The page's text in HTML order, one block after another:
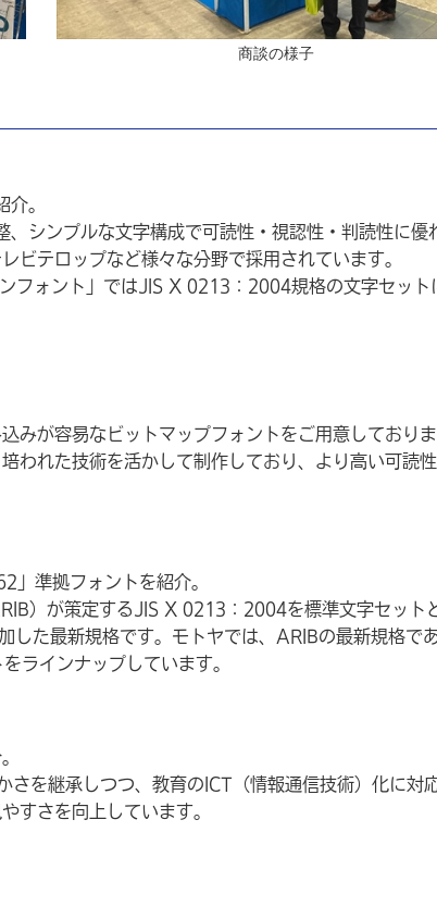
商談の様子
。
シンプルな文字構成で可読性・視認性・判読性に優
ビテロップなど様々な分野で採用されています。
フォント」ではJIS X 0213：2004規格の文字セット
みが容易なビットマップフォントをご用意しており
われた技術を活かして制作しており、より高い可読
準拠フォントを紹介。
）が策定するJIS X 0213：2004を標準文字セット
た最新規格です。モトヤでは、ARIBの最新規格で
ラインナップしています。
を継承しつつ、教育のICT（情報通信技術）化に対
すさを向上しています。